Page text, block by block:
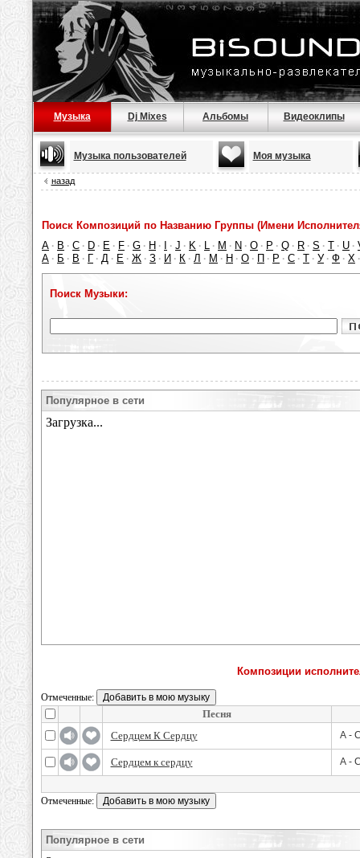
Музыка Dj Mixes Альбомы Видеоклипы
Музыка пользователей Моя музыка
назад
Поиск Композиций по Названию Группы (Имени
A · B · C · D · E · F · G · H · · J · K · L · M · N · O · P · Q · R · S · T · U ·
А · Б · В · Г · Д · Е · Ж · З · И · К · Л · М · Н · О · П · Р · С · Т · У · Ф · Х
Поиск Музыки:
Популярное в сети
Композиции
Отмеченные:
Песня
Сердцем К Сердцу
А -
Сердцем к сердцу А -
Отмеченные:
Популярное в сети